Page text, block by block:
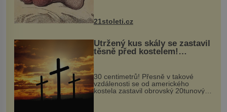
nohou, a způsobuje bole...
21stoleti.cz
Utržený kus skály se zastavil
těsně před kostelem!
Ochránila ho boží síla?
30 centimetrů! Přesně v takové
vzdálenosti se od amerického
kostela zastavil obrovský 20tunový